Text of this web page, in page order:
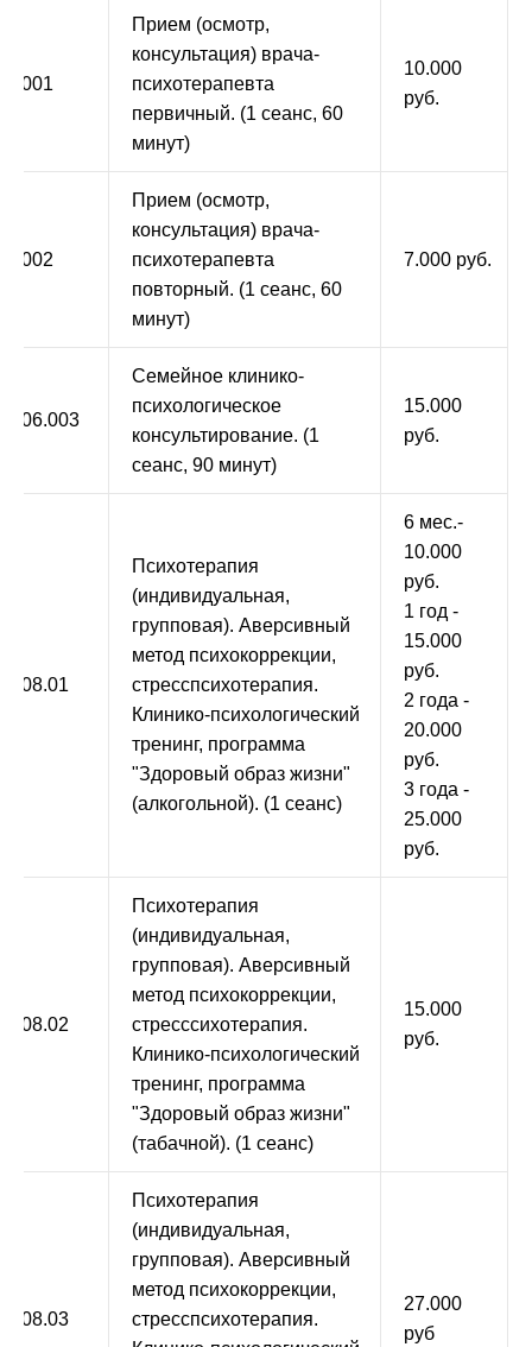
Прием (осмотр,
консультация) врача-
психотерапевта
первичный. (1 сеанс, 60
минут)
10.000
руб.
Прием (осмотр,
консультация) врача-
психотерапевта
повторный. (1 сеанс, 60
минут)
7.000 руб.
Семейное клинико-
психологическое
консультирование. (1
сеанс, 90 минут)
15.000
руб.
Психотерапия
(индивидуальная,
групповая). Аверсивный
метод психокоррекции,
стресспсихотерапия.
Клинико-психологический
тренинг, программа
"Здоровый образ жизни"
(алкогольной). (1 сеанс)
6 мес.-
10.000
руб.
1 год -
15.000
руб.
2 года -
20.000
руб.
3 года -
25.000
руб.
Психотерапия
(индивидуальная,
групповая). Аверсивный
метод психокоррекции,
стресссихотерапия.
Клинико-психологический
тренинг, программа
"Здоровый образ жизни"
(табачной). (1 сеанс)
15.000
руб.
Психотерапия
(индивидуальная,
групповая). Аверсивный
метод психокоррекции,
стресспсихотерапия.
27.000
руб